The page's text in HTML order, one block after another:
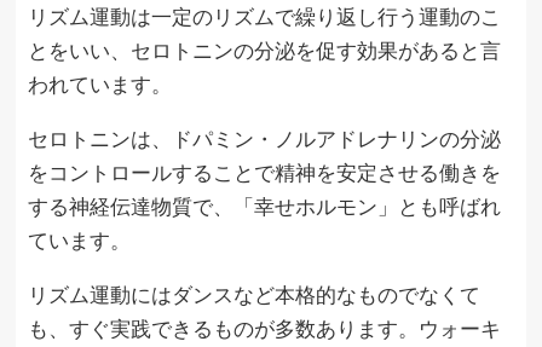
リズム運動は一定のリズムで繰り返し行う運動のこ
とをいい、セロトニンの分泌を促す効果があると言
われています。
セロトニンは、ドパミン・ノルアドレナリンの分泌
をコントロールすることで精神を安定させる働きを
する神経伝達物質で、「幸せホルモン」とも呼ばれ
ています。
リズム運動にはダンスなど本格的なものでなくて
も、すぐ実践できるものが多数あります。ウォーキ